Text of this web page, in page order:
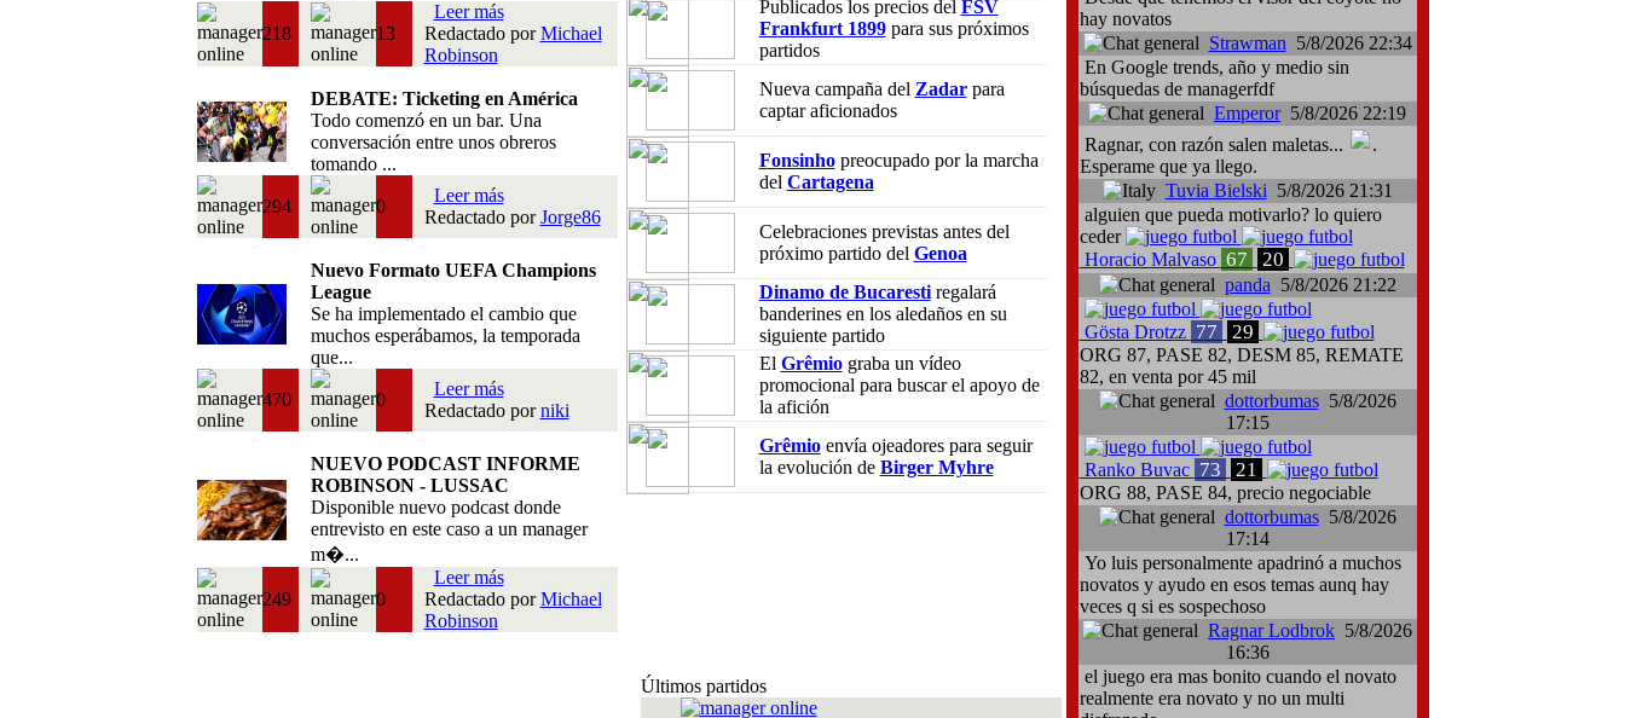
218 13
Leer más
Redactado porMichael
Robinson
DEBATE: Ticketing en América
Todo comenzó en un bar. Una
conversación entre unos obreros
tomando ...
294 0
Leer más
Redactado porJorge86
Nuevo Formato UEFA Champions
League
Se ha implementado el cambio que
muchos esperábamos, la temporada
que...
470 0
Leer más
Redactado porniki
NUEVO PODCAST INFORME
ROBINSON - LUSSAC
Disponible nuevo podcast donde
entrevisto en este caso a un manager
m�...
249 0
Leer más
Redactado porMichael
Robinson
Publicados los precios del FSV
Frankfurt 1899para sus próximos
partidos
Nueva campaña del Zadarpara
captar aficionados
Fonsinhopreocupado por la marcha
del Cartagena
Celebraciones previstas antes del
próximo partido del Genoa
Dinamo de Bucarestiregalará
banderines en los aledaños en su
siguiente partido
El Grêmiograba un vídeo
promocional para buscar el apoyo de
la afición
Grêmioenvía ojeadores para seguir
la evolución de Birger Myhre
Últimos partidos
hay novatos
Strawman 5/8/2026 22:34
En Google trends, año y medio sin
búsquedas de managerfdf
Emperor5/8/2026 22:19
Ragnar, con razón salen maletas...
.
Esperame que ya llego.
Tuvia Bielski 5/8/2026 21:31
alguien que pueda motivarlo? lo quiero
ceder
Horacio Malvaso 67 20
panda 5/8/2026 21:22
Gösta Drotzz 77 29
ORG 87, PASE 82, DESM 85, REMATE
82, en venta por 45 mil
dottorbumas5/8/2026
17:15
Ranko Buvac 73 21
ORG 88, PASE 84, precio negociable
dottorbumas5/8/2026
17:14
Yo luis personalmente apadrinó a muchos
novatos y ayudo en esos temas aunq hay
veces q si es sospechoso
Ragnar Lodbrok 5/8/2026
16:36
el juego era mas bonito cuando el novato
realmente era novato y no un multi